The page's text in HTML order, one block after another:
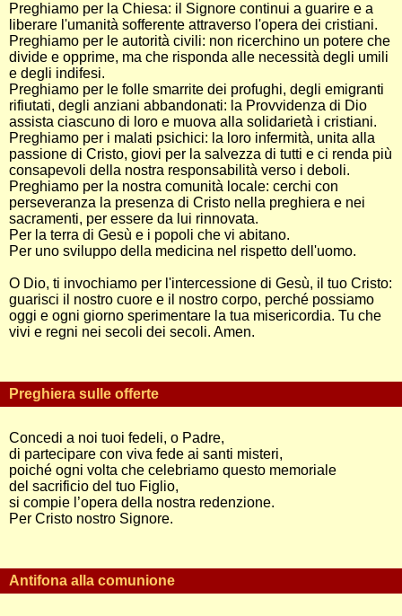
Preghiamo per la Chiesa: il Signore continui a guarire e a
liberare l'umanità sofferente attraverso l'opera dei cristiani.
Preghiamo per le autorità civili: non ricerchino un potere che
divide e opprime, ma che risponda alle necessità degli umili
e degli indifesi.
Preghiamo per le folle smarrite dei profughi, degli emigranti
rifiutati, degli anziani abbandonati: la Provvidenza di Dio
assista ciascuno di loro e muova alla solidarietà i cristiani.
Preghiamo per i malati psichici: la loro infermità, unita alla
passione di Cristo, giovi per la salvezza di tutti e ci renda più
consapevoli della nostra responsabilità verso i deboli.
Preghiamo per la nostra comunità locale: cerchi con
perseveranza la presenza di Cristo nella preghiera e nei
sacramenti, per essere da lui rinnovata.
Per la terra di Gesù e i popoli che vi abitano.
Per uno sviluppo della medicina nel rispetto dell'uomo.
O Dio, ti invochiamo per l'intercessione di Gesù, il tuo Cristo:
guarisci il nostro cuore e il nostro corpo, perché possiamo
oggi e ogni giorno sperimentare la tua misericordia. Tu che
vivi e regni nei secoli dei secoli. Amen.
Preghiera sulle offerte
Concedi a noi tuoi fedeli, o Padre,
di partecipare con viva fede ai santi misteri,
poiché ogni volta che celebriamo questo memoriale
del sacrificio del tuo Figlio,
si compie l’opera della nostra redenzione.
Per Cristo nostro Signore.
Antifona alla comunione